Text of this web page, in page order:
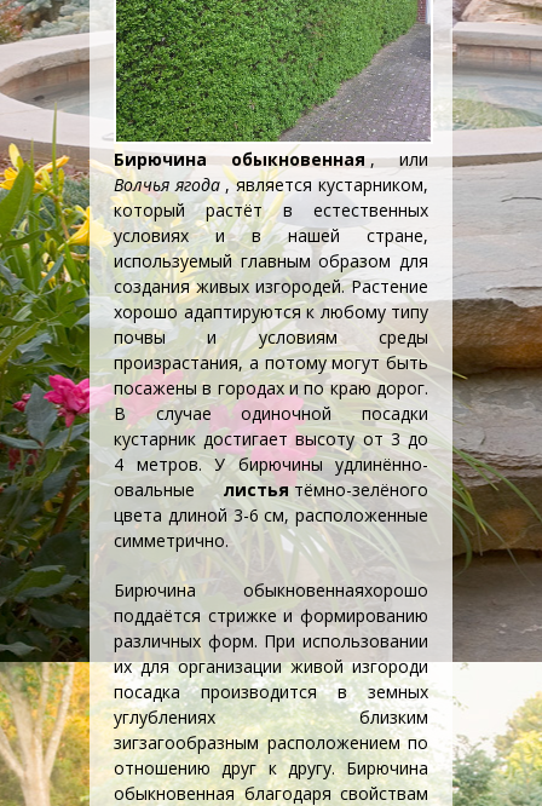
Бирючина обыкновенная , или
Волчья ягода , является кустарником,
который растёт в естественных
условиях и в нашей стране,
используемый главным образом для
созданияживых изгородей. Растение
хорошо адаптируются к любому типу
почвы и условиям среды
произрастания, а потому могут быть
посажены в городах и по краю дорог.
В случае одиночной посадки
кустарник достигает высоту от 3 до
4 метров. У бирючины удлинённо-
овальные листья тёмно-зелёного
цвета длиной 3-6 см, расположенные
симметрично.
Бирючина обыкновеннаяхорошо
поддаётся стрижке и формированию
различных форм. При использовании
их для организации живой изгороди
посадка производится в земных
углублениях близким
зигзагообразным расположением по
отношению друг к другу. Бирючина
обыкновенная благодаря свойствам